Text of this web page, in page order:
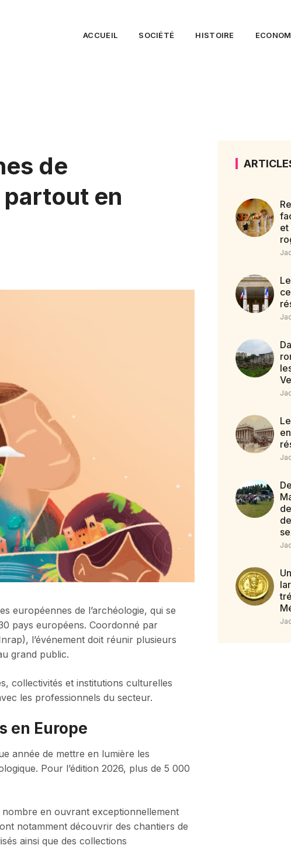
ACCUEIL SOCIÉTÉ HISTOIRE
de
partout en
européennes de l’archéologie, qui se
pays européens. Coordonné par
l’événement doit réunir plusieurs
grand public.
collectivités et institutions culturelles
les professionnels du secteur.
en Europe
année de mettre en lumière les
Pour l’édition 2026, plus de 5 000
nombre en ouvrant exceptionnellement
notamment découvrir des chantiers de
ainsi que des collections
et